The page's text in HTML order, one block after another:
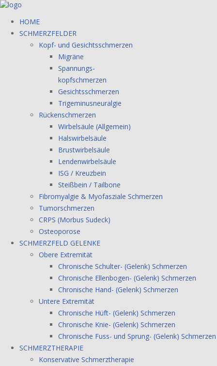
HOME
SCHMERZFELDER
Kopf- und Gesichtsschmerzen
Migräne
Spannungs-
kopfschmerzen
Gesichtsschmerzen
Trigeminusneuralgie
Rückenschmerzen
Wirbelsäule (Allgemein)
Halswirbelsäule
Brustwirbelsäule
Lendenwirbelsäule
ISG / Kreuzbein
Steißbein / Tailbone
Fibromyalgie & Myofasziale Schmerzen
Tumorschmerzen
CRPS (Morbus Sudeck)
Osteoporose
SCHMERZFELD GELENKE
Obere Extremität
Chronische Schulter- (Gelenk) Schmerzen
Chronische Ellenbogen- (Gelenk) Schmerzen
Chronische Hand- (Gelenk) Schmerzen
Untere Extremität
Chronische Hüft- (Gelenk) Schmerzen
Chronische Knie- (Gelenk) Schmerzen
Chronische Fuss- und Sprung- (Gelenk) Schmerzen
SCHMERZTHERAPIE
Konservative Schmerztherapie